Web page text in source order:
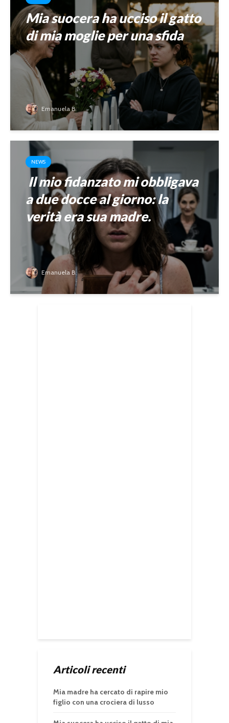
Mia suocera ha ucciso il gatto
di mia moglie per una sfida
Emanuela B.
NEWS
Il mio fidanzato mi obbligava
a due docce al giorno: la
verità era sua madre.
Emanuela B.
Articoli recenti
Mia madre ha cercato di rapire mio
figlio con una crociera di lusso